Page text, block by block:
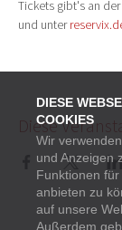
DIESE
COOKIES
Wir
und Anzeigen
Funktionen
anbieten zu
auf unsere
Außerdem
Tickets gibt's an
und unter
Diese